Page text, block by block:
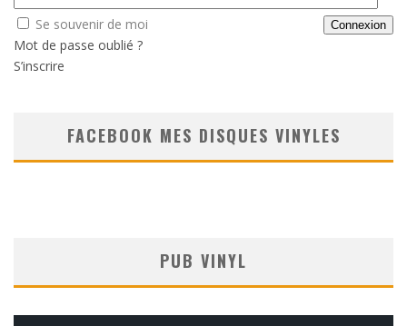
Se souvenir de moi
Mot de passe oublié ?
S’inscrire
FACEBOOK MES DISQUES VINYLES
PUB VINYL